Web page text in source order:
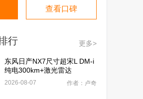
查看口碑
行 更多>
东风日产NX7尺寸超宋L DM-i
纯电300km+激光雷达
2026-08-07 作者：卢奇